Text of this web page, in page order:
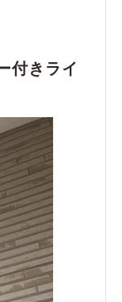
付きライ